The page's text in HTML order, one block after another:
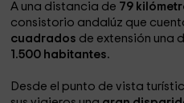
A una distancia de 79
consistorio andalúz que
cuadrados de extensión una
1.500 habitantes.
Desde el punto de vista